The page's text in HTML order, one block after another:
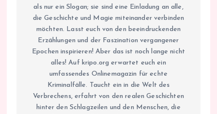
als nur ein Slogan; sie sind eine Einladung an alle,
die Geschichte und Magie miteinander verbinden
möchten. Lasst euch von den beeindruckenden
Erzählungen und der Faszination vergangener
Epochen inspirieren! Aber das ist noch lange nicht
alles! Auf kripo.org erwartet euch ein
umfassendes Onlinemagazin für echte
Kriminalfälle. Taucht ein in die Welt des
Verbrechens, erfahrt von den realen Geschichten
hinter den Schlagzeilen und den Menschen, die